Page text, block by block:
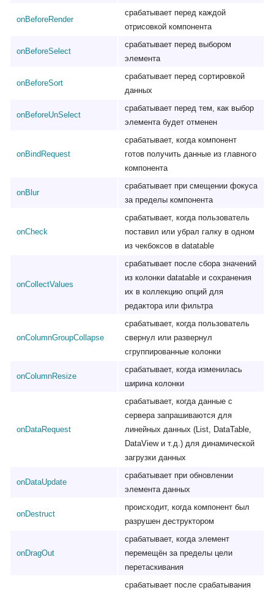
onBeforeRender
срабатывает перед каждой
отрисовкой компонента
onBeforeSelect
срабатывает перед выбором
элемента
onBeforeSort
срабатывает перед сортировкой
данных
onBeforeUnSelect
срабатывает перед тем, как выбор
элемента будет отменен
onBindRequest
срабатывает, когда компонент
готов получить данные из главного
компонента
onBlur
срабатывает при смещении фокуса
за пределы компонента
onCheck
срабатывает, когда пользователь
поставил или убрал галку в одном
из чекбоксов в datatable
onCollectValues
срабатывает после сбора значений
из колонки datatable и сохранения
их в коллекцию опций для
редактора или фильтра
onColumnGroupCollapse
срабатывает, когда пользователь
свернул или развернул
сгруппированные колонки
onColumnResize
срабатывает, когда изменилась
ширина колонки
onDataRequest
срабатывает, когда данные с
сервера запрашиваются для
линейных данных (List, DataTable,
DataView и т.д.) для динамической
загрузки данных
onDataUpdate
срабатывает при обновлении
элемента данных
onDestruct
происходит, когда компонент был
разрушен деструктором
onDragOut
срабатывает, когда элемент
перемещён за пределы цели
перетаскивания
срабатывает после срабатывания